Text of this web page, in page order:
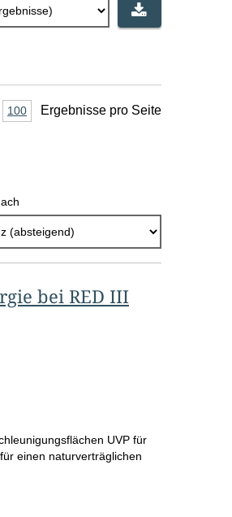
100Ergebnisse
Ergebnisse pro Seite
bei RED III
UVP für
einen naturverträglichen